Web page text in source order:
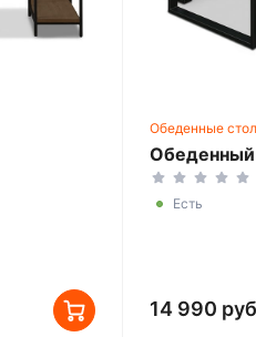
Обеденные
Обеденный
Есть
14 990